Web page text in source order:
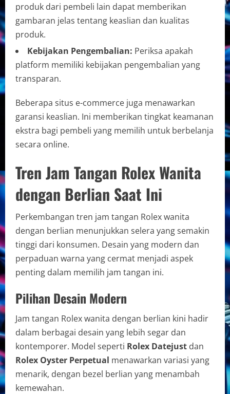
produk dari pembeli lain dapat memberikan
gambaran jelas tentang keaslian dan kualitas
produk.
Kebijakan Pengembalian: Periksa apakah
platform memiliki kebijakan pengembalian yang
transparan.
Beberapa situs e-commerce juga menawarkan
garansi keaslian. Ini memberikan tingkat keamanan
ekstra bagi pembeli yang memilih untuk berbelanja
secara online.
Tren Jam Tangan Rolex Wanita
dengan Berlian Saat Ini
Perkembangan tren jam tangan Rolex wanita
dengan berlian menunjukkan selera yang semakin
tinggi dari konsumen. Desain yang modern dan
perpaduan warna yang cermat menjadi aspek
penting dalam memilih jam tangan ini.
Pilihan Desain Modern
Jam tangan Rolex wanita dengan berlian kini hadir
dalam berbagai desain yang lebih segar dan
kontemporer. Model seperti Rolex Datejust dan
Rolex Oyster Perpetual menawarkan variasi yang
menarik, dengan bezel berlian yang menambah
kemewahan.